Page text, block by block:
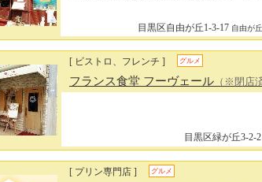
目黒区自由が丘1-3-17 自由が
[ ビストロ、フレンチ ] グルメ
フランス食堂 フーヴェール （※閉店
目黒区緑が丘3-2-2
[ プリン専門店 ] グルメ